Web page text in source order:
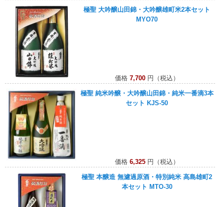
極聖 大吟醸山田錦・大吟醸雄町米2本セット
MYO70
価格 7,700円（税込）
極聖 純米吟醸・大吟醸山田錦・純米一番滴3本
セット KJS-50
価格 6,325円（税込）
極聖 本醸造 無濾過原酒・特別純米 高島雄町2
本セット MTO-30